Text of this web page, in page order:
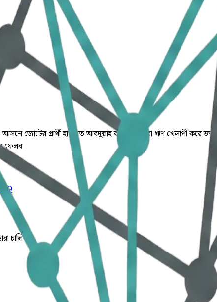
আসনে জোটের প্রার্থী হাসনাত আবদুল্লাহ বলেছেন, যারা ঋণ খেলাপী করে
ফেলব।
চালিত।